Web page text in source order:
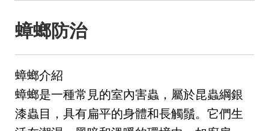
蟑螂防治
蟑螂介紹
蟑螂是一種常見的室內害蟲，屬於昆蟲綱銀
漆蟲目，具有扁平的身體和長觸鬚。它們生